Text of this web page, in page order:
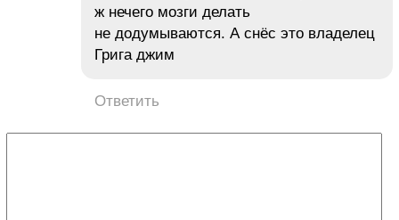
ж нечего мозги делать
не додумываются. А снёс это владелец
Грига джим
Ответить